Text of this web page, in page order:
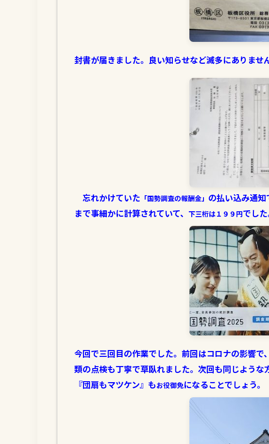
封書が届きました。良い知らせなど滅多にありませ
忘れかけていた 「国勢調査の報酬金」 の払い込み通
まで事細かに計算されていて、 下三桁は１９９円でし
今回で三回目の作業でした。前回はコロナの影響
類の点検も丁寧で草臥れました。次回も同じよう
『団扇もマツケン』もお役御免になることでしょう。